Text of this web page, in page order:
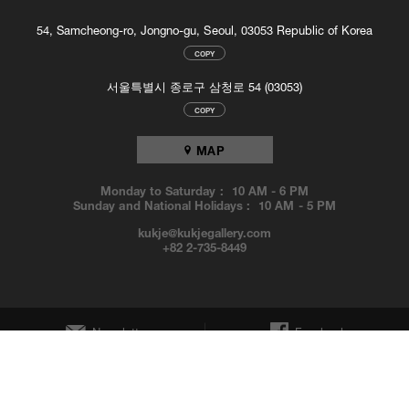
54, Samcheong-ro, Jongno-gu, Seoul, 03053 Republic of Korea
COPY
서울특별시 종로구 삼청로 54 (03053)
COPY
MAP
Monday to Saturday : 10 AM -6 PM
Sunday and National Holidays : 10 AM -5 PM
kukje@kukjegallery.com
+82 2-735-8449
Newsletter Facebook